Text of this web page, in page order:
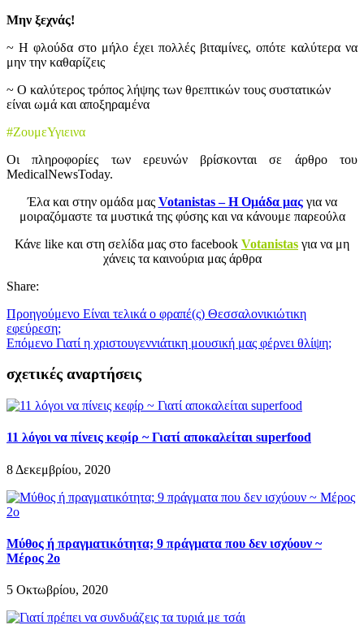
Μην ξεχνάς!
~ Η φλούδα στο μήλο έχει πολλές βιταμίνες, οπότε καλύτερα να
μην την καθαρίζεις
~ Ο καλύτερος τρόπος λήψης των θρεπτικών τους συστατικών
είναι ωμά και αποξηραμένα
#ZουμεΥγιεινα
Οι πληροφορίες των ερευνών βρίσκονται σε άρθρο του
MedicalNewsToday.
Έλα και στην ομάδα μας Votanistas – Η Ομάδα μαςγια να
μοιραζόμαστε τα μυστικά της φύσης και να κάνουμε παρεούλα
Κάνε like και στη σελίδα μας στο facebook Votanistas για να μη
χάνεις τα καινούρια μας άρθρα
Share:
Προηγούμενο Είναι τελικά ο φραπέ(ς) Θεσσαλονικιώτικη
εφεύρεση;
Επόμενο Γιατί η χριστουγεννιάτικη μουσική μας φέρνει θλίψη;
σχετικές αναρτήσεις
11 λόγοι να πίνεις κεφίρ ~ Γιατί αποκαλείται superfood
8 Δεκεμβρίου, 2020
Μύθος ή πραγματικότητα; 9 πράγματα που δεν ισχύουν ~
Μέρος 2ο
5 Οκτωβρίου, 2020